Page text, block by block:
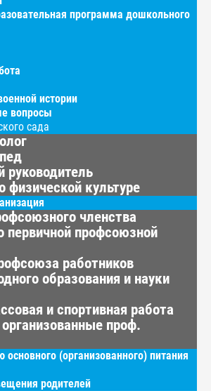
программа дошкольного
истории
вопросы
сада
физической культуре
членства
первичной профсоюзной
работников
образования и науки
и спортивная работа
проф.
(организованного) питания
родителей